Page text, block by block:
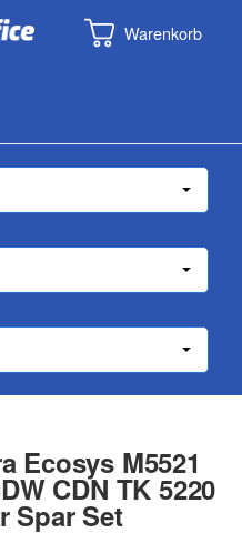
Warenkorb
Ecosys M5521
CDN TK 5220
Spar Set